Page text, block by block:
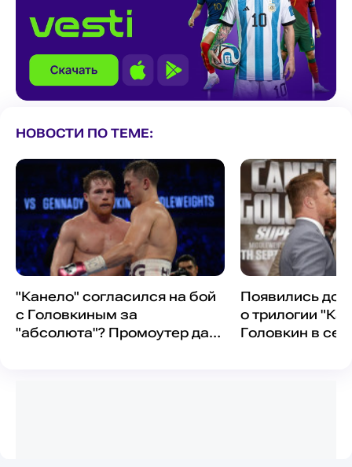
НОВОСТИ ПО ТЕМЕ:
"Канело" согласился на бой
с Головкиным за
"абсолюта"? Промоутер дал
Появились
о трилогии
Головкин в